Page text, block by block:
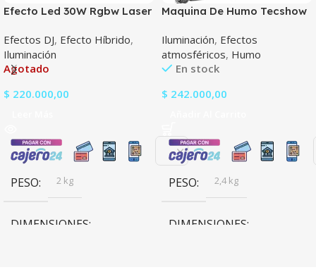
Efecto Led 30W Rgbw Laser
Efectos DJ, Efecto Híbrido,
Iluminación
Agotado
$ 220.000,00
PESO 2 kg
DIMENSIONES
Maquina De Humo Tecshow
Iluminación, Efectos
atmosféricos, Humo
En stock
$ 242.000,00
PESO 2,4 kg
DIMENSIONES